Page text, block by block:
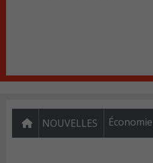
NOUVELLES Économie